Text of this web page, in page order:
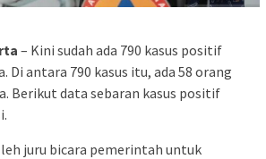
– Kini sudah ada 790 kasus positif
Di antara 790 kasus itu, ada 58 orang
Berikut data sebaran kasus positif
juru bicara pemerintah untuk